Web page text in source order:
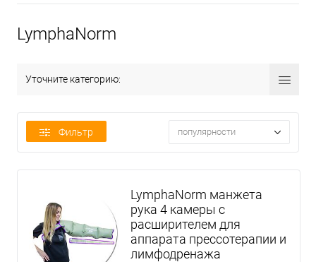
LymphaNorm
Уточните категорию:
Фильтр популярности
LymphaNorm манжета
рука 4 камеры с
расширителем для
аппарата прессотерапии и
лимфодренажа